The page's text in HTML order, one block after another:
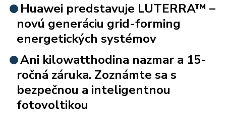
Huawei predstavuje LUTERRA™ –
novú generáciu grid-forming
energetických systémov
Ani kilowatthodina nazmar a 15-
ročná záruka. Zoznámte sa s
bezpečnou a inteligentnou
fotovoltikou